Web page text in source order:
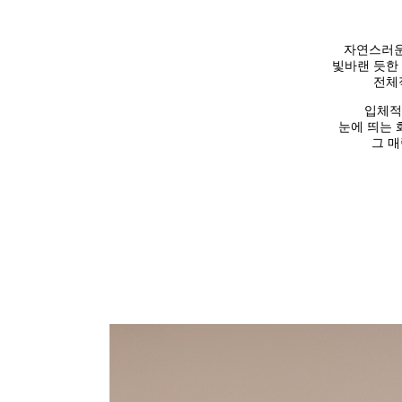
자연스러
빛바랜 듯
전체
입체
눈에 띄는
그